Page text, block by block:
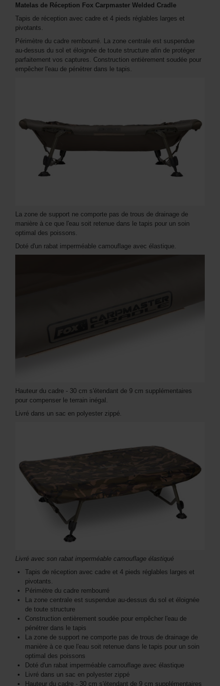
Matelas de Réception Fox Carpmaster Welded Cradle
Tapis de réception avec cadre et 4 pieds réglables larges et
pivotants.
Périmètre du cadre rembourré. La zone centrale est suspendue
au-dessus du sol et éloignée de toute structure afin de protéger
parfaitement vos captures. Construction entièrement soudée pour
empêcher l'eau de pénétrer dans le tapis.
La zone de support ne comporte pas de trous de drainage de
manière à ce que l'eau soit retenue dans le tapis pour un soin
optimal des poissons.
Doté d'un rabat imperméable camouflage avec élastique.
Hauteur du cadre - 30 cm s'étendant de 9 cm supplémentaires
pour compenser le terrain inégal.
Livré dans un sac en polyester zippé.
Livré avec son rabat imperméable camouflage élastiqué
Tapis de réception avec cadre et 4 pieds réglables larges et
pivotants.
Périmètre du cadre rembourré
La zone centrale est suspendue au-dessus du sol et éloignée
de toute structure
Construction entièrement soudée pour empêcher l'eau de
pénétrer dans le tapis
La zone de support ne comporte pas de trous de drainage de
manière à ce que l'eau soit retenue dans le tapis pour un soin
optimal des poissons
Doté d'un rabat imperméable camouflage avec élastique
Livré dans un sac en polyester zippé
Hauteur du cadre - 30 cm s'étendant de 9 cm supplémentaires